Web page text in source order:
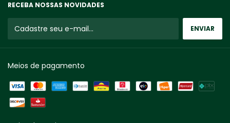
RECEBA NOSSAS NOVIDADES
Meios de pagamento